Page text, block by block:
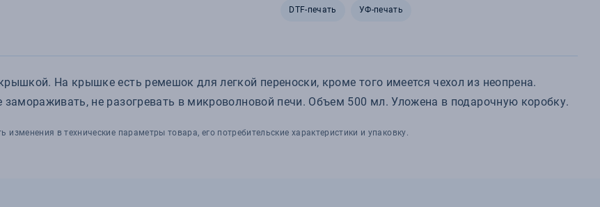
DTF-печать УФ-печать
На крышке есть ремешок для легкой переноски, кроме того имеется чехол из неопрена.
не разогревать в микроволновой печи. Объем 500 мл. Уложена в подарочную коробку.
в технические параметры товара, его потребительские характеристики и упаковку.